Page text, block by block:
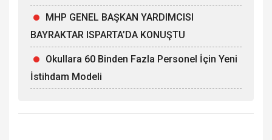
MHP GENEL BAŞKAN YARDIMCISI
BAYRAKTAR ISPARTA’DA KONUŞTU
Okullara 60 Binden Fazla Personel İçin Yeni
İstihdam Modeli